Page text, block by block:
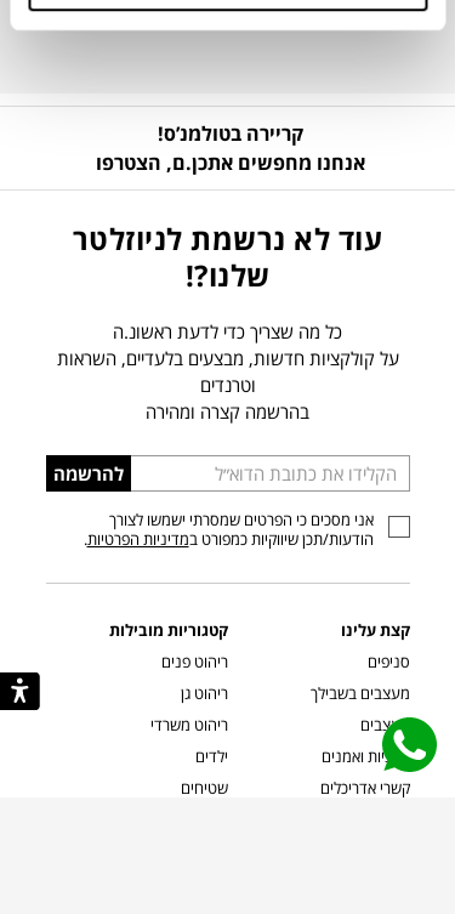
קריירה בטולמנ’ס!
אנחנו מחפשים אתכן.ם, הצטרפו
עוד לא נרשמת לניוזלטר
שלנו?!
כל מה שצריך כדי לדעת ראשונ.ה
על קולקציות חדשות, מבצעים בלעדיים, השראות
וטרנדים
בהרשמה קצרה ומהירה
הכניסו
כתובת
דוא”ל
להרשמה
אני מסכים כי הפרטים שמסרתי ישמשו לצורך
הודעות/תכן שיווקיות כמפורט במדיניות הפרטיות.
קצת עלינו
סניפים
מעצבים בשבילך
מעצבים
אמניות ואמנים
קשרי אדריכלים
קטגוריות מובילות
ריהוט פנים
ריהוט גן
ריהוט משרדי
ילדים
שטיחים